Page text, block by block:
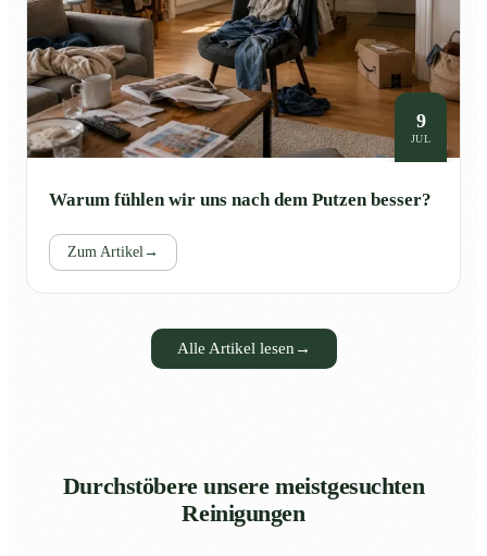
9
JUL
Warum fühlen wir uns nach dem Putzen besser?
Zum Artikel→
Alle Artikel lesen →
Durchstöbere unsere meistgesuchten
Reinigungen